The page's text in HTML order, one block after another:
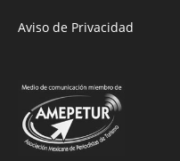
Aviso de Privacidad